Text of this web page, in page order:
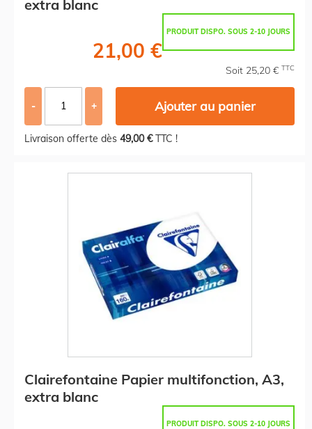
extra blanc
PRODUIT DISPO. SOUS 2-10 JOURS
21,00 €
Soit 25,20 € TTC
- + Ajouter au panier
Livraison offerte dès 49,00 €TTC !
Clairefontaine Papier multifonction, A3,
extra blanc
PRODUIT DISPO. SOUS 2-10 JOURS